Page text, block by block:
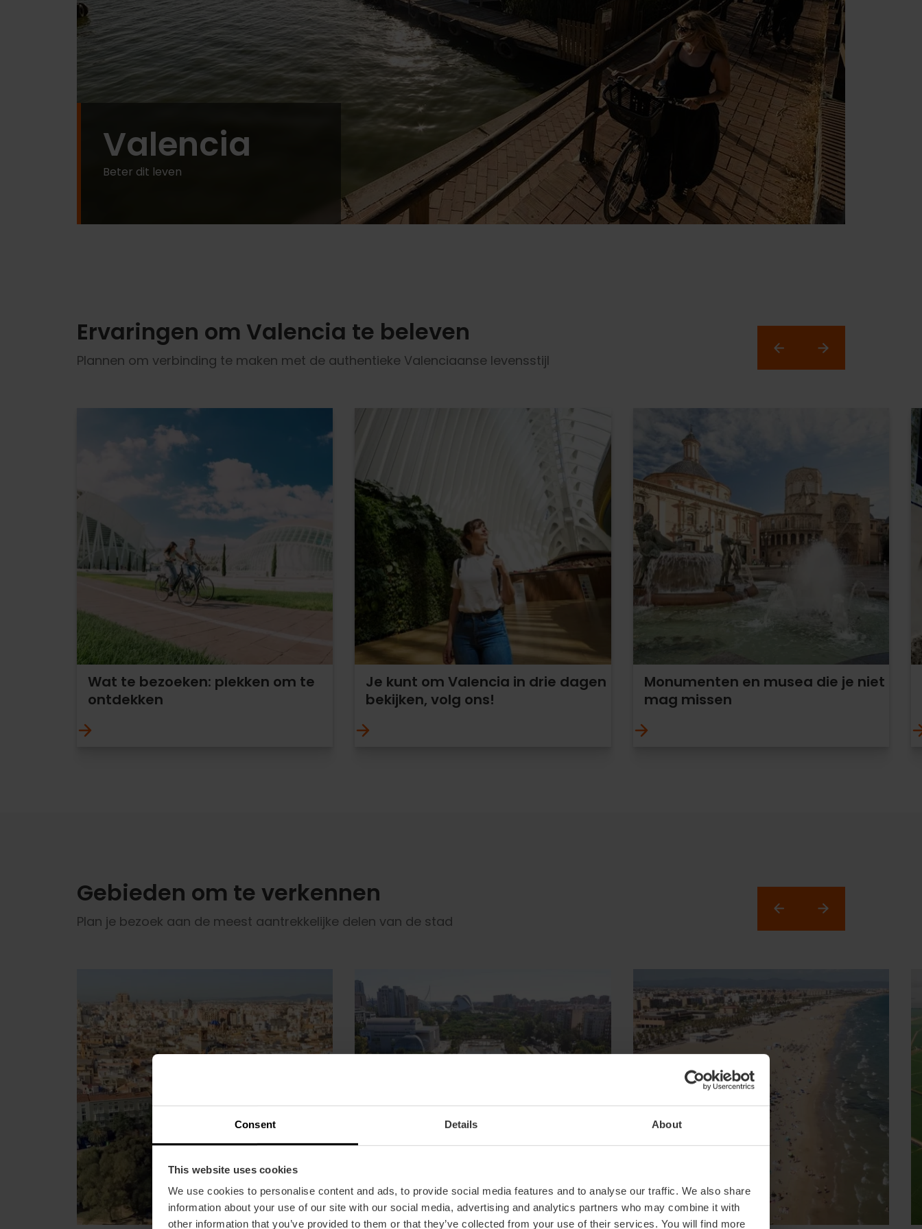
Consent Details About
This website uses cookies
We use cookies to personalise content and ads, to provide social media features and to analyse our traffic. We also share
information about your use of our site with our social media, advertising and analytics partners who may combine it with
other information that you’ve provided to them or that they’ve collected from your use of their services. You will find more
Valencia
Beter dit leven
Ervaringen om Valencia te beleven
Plannen om verbinding te maken met de authentieke Valenciaanse levensstijl
Wat te bezoeken: plekken om te
ontdekken
Je kunt om Valencia in drie dagen
bekijken, volg ons!
Monumenten en musea die je niet
mag missen
Gebieden om te verkennen
Plan je bezoek aan de meest aantrekkelijke delen van de stad